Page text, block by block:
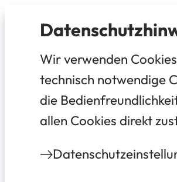
Wir verwenden
technisch notwendige
die
allen Cookies direkt